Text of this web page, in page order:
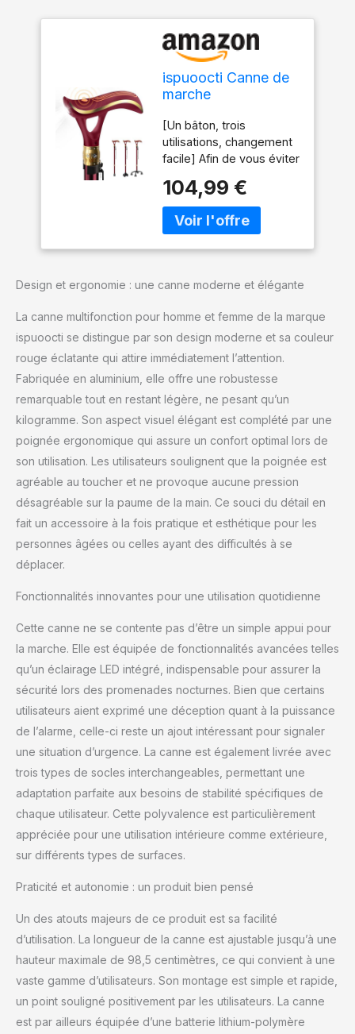
ispuoocti Canne de
marche
homme et femme,
avec fonction
d'alarme et éclairage
LED, dotée de 3
types d'attaches
différents, cannes de
marche de haute
qualité pour
[Un bâton, trois
utilisations, changement
facile] Afin de vous éviter
cette canne est équipée
de trois bases : une base
à un pied, une base
la base appropriée en
l'environnement
d'utilisation et des
différents besoins de
l'utilisateur, obtenant
ainsi une canne
polyvalente et une
marche stable. [Alarme
intelligente en un clic]
Différente des cannes
ordinaires, cette canne
de marche homme et
femme peut activer le
système d'alarme
intelligent en un seul clic
âgées à demander de
temps. Le système
d'alarme peut émettre
d'environ 100 décibels,
qui peut être clairement
entendu dans un rayon
de 100 mètres.
[Chargement direct
intelligent USB] La
poignée de la canne
éclairée utilise des puces
d'éclairage LED de haute
électromagnétiques de
380 à 780 nm et une
garantissant une vision
les personnes âgées ; La
canne peut être chargée
sur un ordinateur, une
source d'alimentation
charge. Elle dispose
d'une batterie polymère
104,99 €
Design et ergonomie : une canne moderne et élégante
La canne multifonction pour homme et femme de la marque
ispuoocti se distingue par son design moderne et sa couleur
rouge éclatante qui attire immédiatement l’attention.
Fabriquée en aluminium, elle offre une robustesse
remarquable tout en restant légère, ne pesant qu’un
kilogramme. Son aspect visuel élégant est complété par une
poignée ergonomique qui assure un confort optimal lors de
son utilisation. Les utilisateurs soulignent que la poignée est
agréable au toucher et ne provoque aucune pression
désagréable sur la paume de la main. Ce souci du détail en
fait un accessoire à la fois pratique et esthétique pour les
personnes âgées ou celles ayant des difficultés à se
déplacer.
Fonctionnalités innovantes pour une utilisation quotidienne
Cette canne ne se contente pas d’être un simple appui pour
la marche. Elle est équipée de fonctionnalités avancées telles
qu’un éclairage LED intégré, indispensable pour assurer la
sécurité lors des promenades nocturnes. Bien que certains
utilisateurs aient exprimé une déception quant à la puissance
de l’alarme, celle-ci reste un ajout intéressant pour signaler
une situation d’urgence. La canne est également livrée avec
trois types de socles interchangeables, permettant une
adaptation parfaite aux besoins de stabilité spécifiques de
chaque utilisateur. Cette polyvalence est particulièrement
appréciée pour une utilisation intérieure comme extérieure,
sur différents types de surfaces.
Praticité et autonomie : un produit bien pensé
Un des atouts majeurs de ce produit est sa facilité
d’utilisation. La longueur de la canne est ajustable jusqu’à une
hauteur maximale de 98,5 centimètres, ce qui convient à une
vaste gamme d’utilisateurs. Son montage est simple et rapide,
un point souligné positivement par les utilisateurs. La canne
est par ailleurs équipée d’une batterie lithium-polymère